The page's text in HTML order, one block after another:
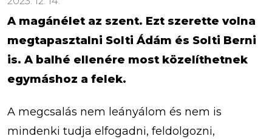
A magánélet az szent. Ezt szerette volna
megtapasztalni Solti Ádám és Solti Berni
is. A balhé ellenére most közelíthetnek
egymáshoz a felek.
A megcsalás nem leányálom és nem is
mindenki tudja elfogadni, feldolgozni,